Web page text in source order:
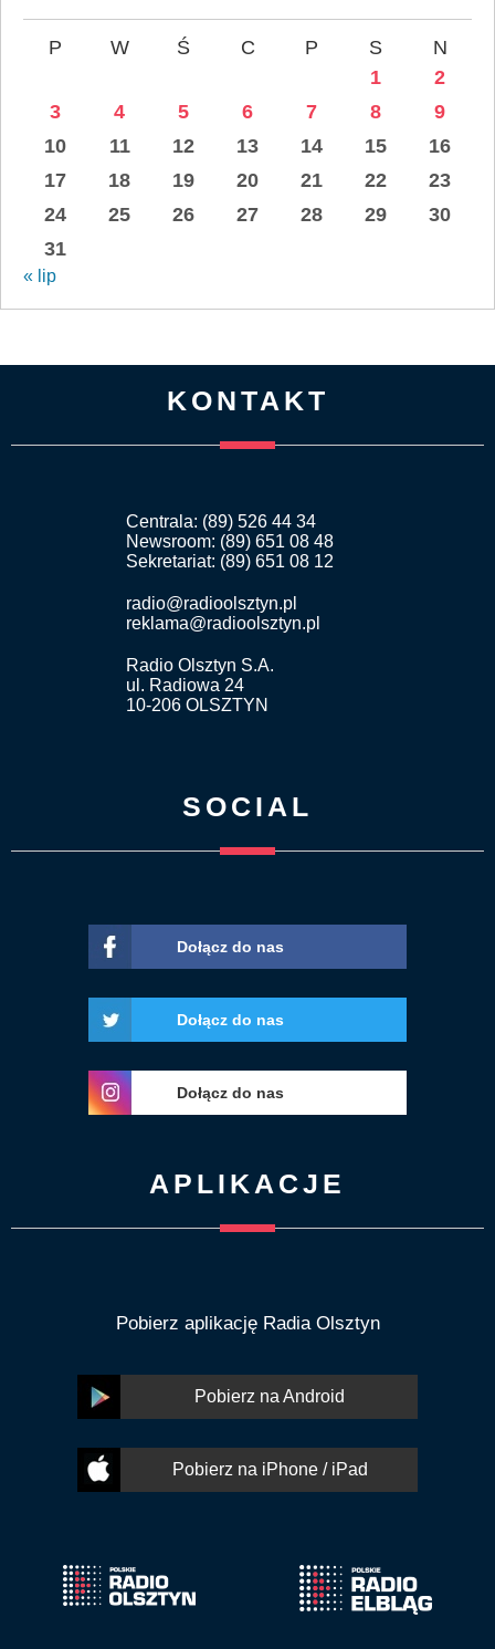
P W Ś C P S
N
1
2
3
4 5 6 7 8
9
10
11 12 13 14 15
16
17
18 19 20 21 22
23
24
25 26 27 28 29
30
31
« lip
KONTAKT
Centrala: (89) 526 44 34
Newsroom: (89) 651 08 48
Sekretariat: (89) 651 08 12
radio@radioolsztyn.pl
reklama@radioolsztyn.pl
Radio Olsztyn S.A.
ul. Radiowa 24
10-206 OLSZTYN
SOCIAL
Dołącz do nas
Dołącz do nas
Dołącz do nas
APLIKACJE
Pobierz aplikację Radia Olsztyn
Pobierz na Android
Pobierz na iPhone / iPad